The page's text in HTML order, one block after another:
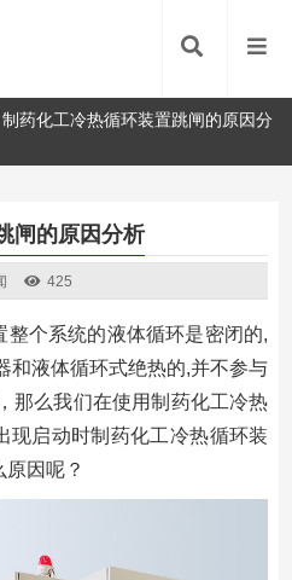
制药化工冷热循环装置跳闸的原因分
闸的原因分析
425
整个系统的液体循环是密闭的,
和液体循环式绝热的,并不参与
那么我们在使用制药化工冷热
现启动时制药化工冷热循环装
因呢？